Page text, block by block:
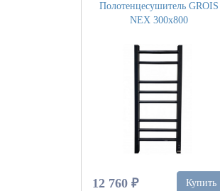
Полотенцесушитель GROIS
NEX 300х800
12 760 ₽ Купить